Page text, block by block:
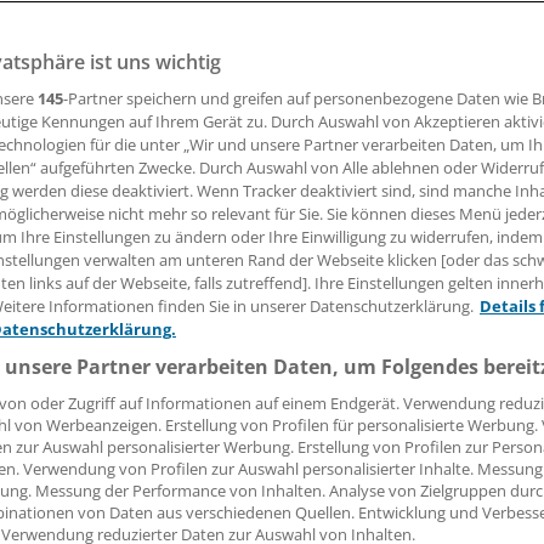
- in der eigenen Praxis anzustellen ist rechtlich
müssen angestellte Ärzte auch am Not- und
sind persönlich für die Ableistung des Dienstes
05:00 Uhr
es möglich: Niedergelassene
Ärzte anderer Fachrichtung
diese können natürlich auch
vertragsärztliche Leistungen
ist uns wichtig
145-Partner speichern und greifen auf personenbezogene Daten wie
Kennungen auf Ihrem Gerät zu. Durch Auswahl von Akzeptieren
für die unter „Wir und unsere Partner verarbeiten Daten, um
aufgeführten Zwecke. Durch Auswahl von Alle ablehnen oder
werden diese deaktiviert. Wenn Tracker deaktiviert sind, sind manche
nicht mehr so relevant für Sie. Sie können dieses Menü
Ihre Einstellungen zu ändern oder Ihre Einwilligung zu widerrufen, indem
verwalten am unteren Rand der Webseite klicken [oder das
links auf der Webseite, falls zutreffend]. Ihre Einstellungen gelten
Informationen finden Sie in unserer Datenschutzerklärung. Details
Partner verarbeiten Daten, um Folgendes
oder Zugriff auf Informationen auf einem Endgerät. Verwendung
von Werbeanzeigen. Erstellung von Profilen für personalisierte
zur Auswahl personalisierter Werbung. Erstellung von Profilen zur
Verwendung von Profilen zur Auswahl personalisierter Inhalte.
Messung der Performance von Inhalten. Analyse von Zielgruppen
von Daten aus verschiedenen Quellen. Entwicklung und
reduzierter Daten zur Auswahl von Inhalten.